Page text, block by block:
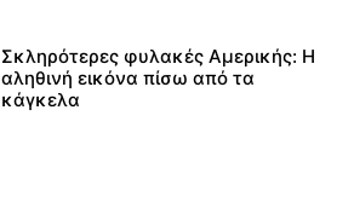
Σκληρότερες φυλακές Αμερικής: Η
αληθινή εικόνα πίσω από τα
κάγκελα